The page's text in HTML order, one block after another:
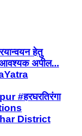
हेतु
आवश्यक अपील...
#हरघरतिरंगा
District